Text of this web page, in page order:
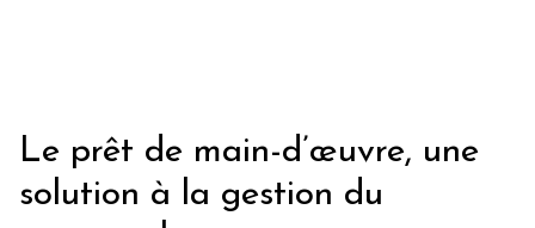
Le prêt de main-d’œuvre, une
solution à la gestion du